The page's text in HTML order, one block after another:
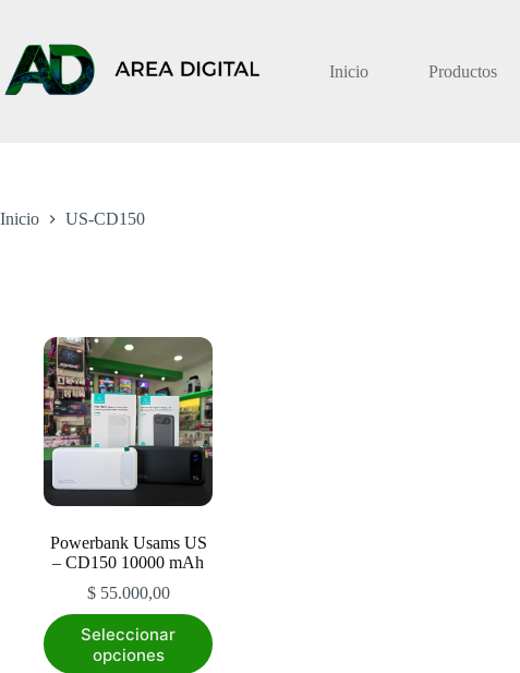
contenido
Inicio
Productos
Inicio US-CD150
Powerbank Usams US
– CD150 10000 mAh
$55.000,00
Seleccionar
opciones
producto
tiene